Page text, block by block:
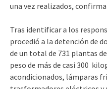
una vez realizados,
Tras identificar a los
procedió a la detención de
de un total de 731 plantas
peso de más de casi 300
acondicionados, lámparas